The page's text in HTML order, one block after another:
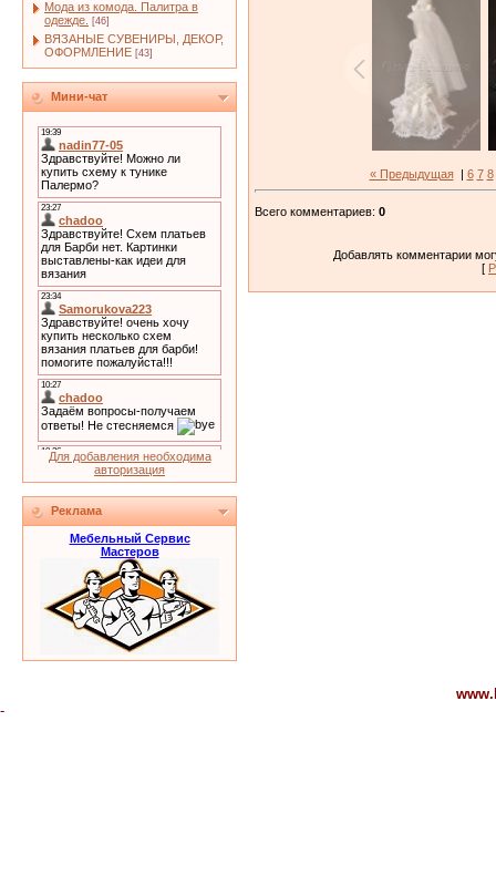
Мода из комода. Палитра в
одежде.
[46]
ВЯЗАНЫЕ СУВЕНИРЫ, ДЕКОР,
ОФОРМЛЕНИЕ [43]
Мини-чат
Для добавления необходима
авторизация
Реклама
Мебельный Сервис
Мастеров
« Предыдущая| 6 7 8
Всего комментариев: 0
Добавлять комментарии
[
-